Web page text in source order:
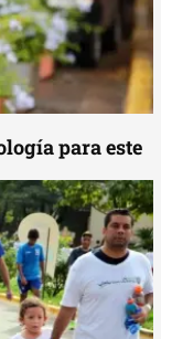
para este